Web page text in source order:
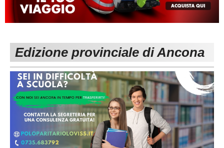
MACERATA
Carica la tua Rosa
ECCELLENZA
1^ CATEGORIA
2^ CATEGORIA
3^ CATEGORIA
GIOVANILI
REGIONALI
Edizione provinciale di Ancona